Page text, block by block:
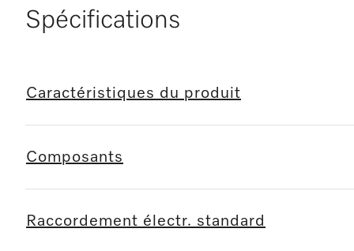
Spécifications
Caractéristiques du produit
Composants
Raccordement électr. standard